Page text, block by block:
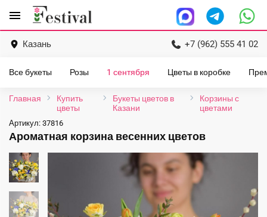
menu
Перейти
содержанию
Казань +7 (962) 555 41 02
Все букеты Розы 1 сентября Цветы в коробке
Главная
Купить
цветы
Букеты цветов в
Казани
Корзины с
цветами
Артикул: 37816
Ароматная корзина весенних цветов